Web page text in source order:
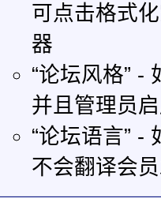
可点击格式
器
“论坛风格” -
并且管理员
“论坛语言” -
不会翻译会